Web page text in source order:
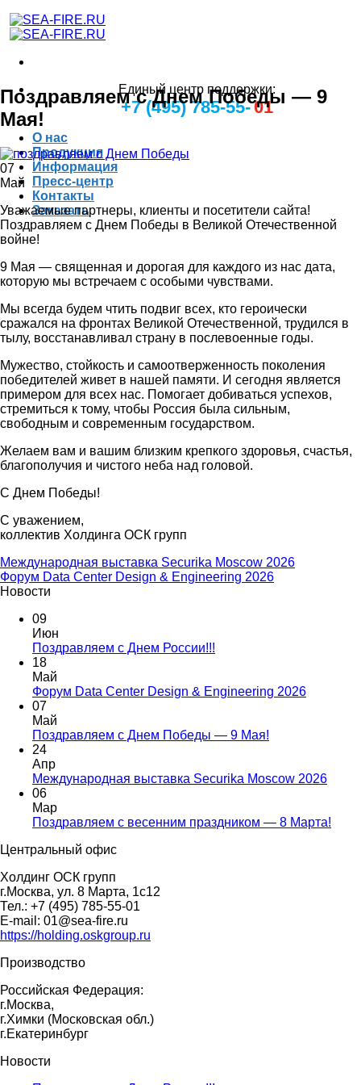
Единый центр поддержки:
+7 (495) 785-55-01
О нас
Продукция
Информация
Пресс-центр
Контакты
Заказать
Поздравляем с Днем Победы — 9
Мая!
07
Май
Уважаемые партнеры, клиенты и посетители сайта!
Поздравляем с Днем Победы в Великой Отечественной
войне!
9 Мая — священная и дорогая для каждого из нас дата,
которую мы встречаем с особыми чувствами.
Мы всегда будем чтить подвиг всех, кто героически
сражался на фронтах Великой Отечественной, трудился в
тылу, восстанавливал страну в послевоенные годы.
Мужество, стойкость и самоотверженность поколения
победителей живет в нашей памяти. И сегодня является
примером для всех нас. Помогает добиваться успехов,
стремиться к тому, чтобы Россия была сильным,
свободным и современным государством.
Желаем вам и вашим близким крепкого здоровья, счастья,
благополучия и чистого неба над головой.
С Днем Победы!
С уважением,
коллектив Холдинга ОСК групп
Международная выставка Securika Moscow 2026
Форум Data Center Design & Engineering 2026
Новости
09
Июн
Поздравляем с Днем России!!!
18
Май
Форум Data Center Design & Engineering 2026
07
Май
Поздравляем с Днем Победы — 9 Мая!
24
Апр
Международная выставка Securika Moscow 2026
06
Мар
Поздравляем с весенним праздником — 8 Марта!
Центральный офис
Холдинг ОСК групп
г.Москва, ул. 8 Марта, 1с12
Тел.: +7 (495) 785-55-01
E-mail: 01@sea-fire.ru
https://holding.oskgroup.ru
Производство
Российская Федерация:
г.Москва,
г.Химки (Московская обл.)
г.Екатеринбург
Новости